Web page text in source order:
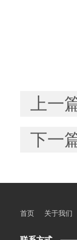
上一
下一
首页 关于我们